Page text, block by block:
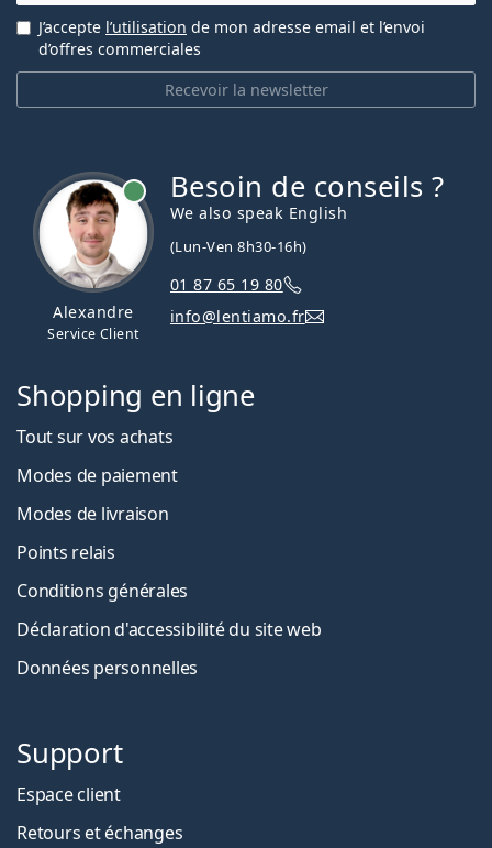
Recevoir la newsletter
J’accepte l’utilisation de mon adresse email et l’envoi
d’offres commerciales
Alexandre
Service Client
Besoin de conseils ?
We also speak English
(Lun-Ven 8h30-16h)
01 87 65 19 80
info@lentiamo.fr
Shopping en ligne
Tout sur vos achats
Modes de paiement
Modes de livraison
Points relais
Conditions générales
Déclaration d'accessibilité du site web
Données personnelles
Support
Espace client
Retours et échanges